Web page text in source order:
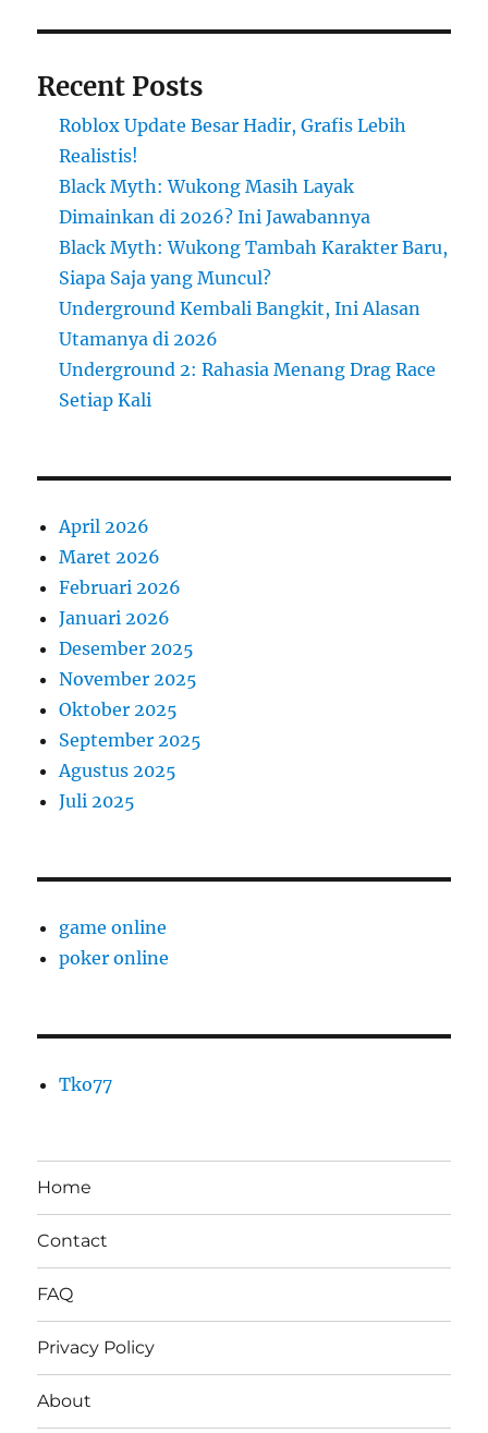
Recent Posts
Roblox Update Besar Hadir, Grafis Lebih
Realistis!
Black Myth: Wukong Masih Layak
Dimainkan di 2026? Ini Jawabannya
Black Myth: Wukong Tambah Karakter Baru,
Siapa Saja yang Muncul?
Underground Kembali Bangkit, Ini Alasan
Utamanya di 2026
Underground 2: Rahasia Menang Drag Race
Setiap Kali
April 2026
Maret 2026
Februari 2026
Januari 2026
Desember 2025
November 2025
Oktober 2025
September 2025
Agustus 2025
Juli 2025
game online
poker online
Tko77
Home
Contact
FAQ
Privacy Policy
About